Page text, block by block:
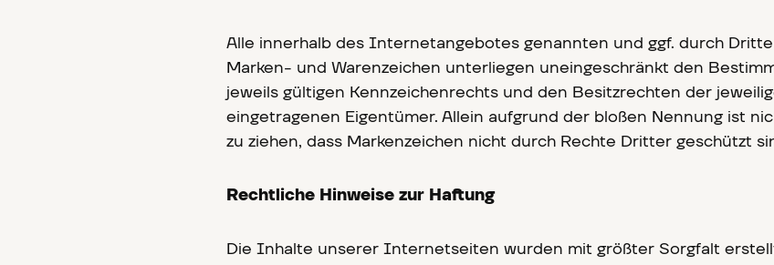
Alle innerhalb des Internetangebotes genannten und ggf. durch
Marken- und Warenzeichen unterliegen uneingeschränkt den
jeweils gültigen Kennzeichenrechts und den Besitzrechten der
eingetragenen Eigentümer. Allein aufgrund der bloßen Nennung ist
zu ziehen, dass Markenzeichen nicht durch Rechte Dritter geschützt
Rechtliche Hinweise zur Haftung
Die Inhalte unserer Internetseiten wurden mit größter Sorgfalt